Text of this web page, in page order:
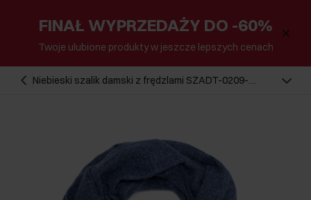
FINAŁ WYPRZEDAŻY DO -60%
Twoje ulubione produkty w jeszcze lepszych cenach
Niebieski szalik damski z frędzlami SZADT-0209-